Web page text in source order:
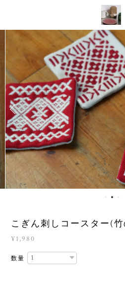
こぎん刺しコースター(竹
¥1,980
数量